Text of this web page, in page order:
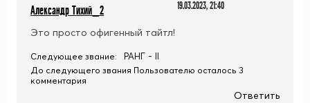
Александр Тихий_2 19.03.2023, 21:40
Это просто офигенный тайтл!
Следующее звание: РАНГ - II
До следующего звания Пользователю осталось 3
комментария
Ответить